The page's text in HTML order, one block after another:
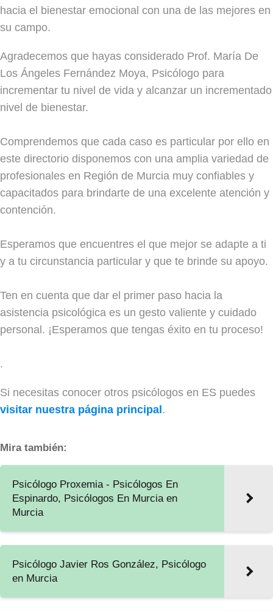
hacia el bienestar emocional con una de las mejores en
su campo.
Agradecemos que hayas considerado Prof. María De
Los Ángeles Fernández Moya, Psicólogo para
incrementar tu nivel de vida y alcanzar un incrementado
nivel de bienestar.
Comprendemos que cada caso es particular por ello en
este directorio disponemos con una amplia variedad de
profesionales en Región de Murcia muy confiables y
capacitados para brindarte de una excelente atención y
contención.
Esperamos que encuentres el que mejor se adapte a ti
y a tu circunstancia particular y que te brinde su apoyo.
Ten en cuenta que dar el primer paso hacia la
asistencia psicológica es un gesto valiente y cuidado
personal. ¡Esperamos que tengas éxito en tu proceso!
.
Si necesitas conocer otros psicólogos en ES puedes
visitar nuestra página principal.
Mira también:
Psicólogo Proxemia - Psicólogos En
Espinardo, Psicólogos En Murcia en
Murcia
Psicólogo Javier Ros González, Psicólogo
en Murcia